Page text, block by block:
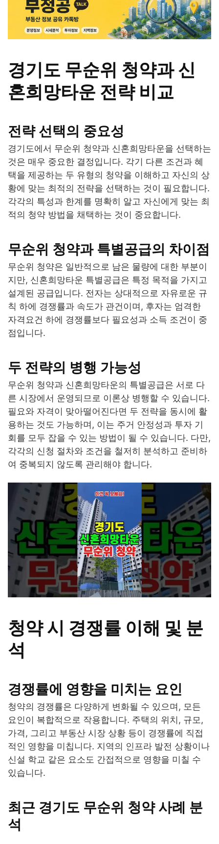
경기도 무순위 청약과 신
혼희망타운 전략 비교
전략 선택의 중요성
경기도에서 무순위 청약과 신혼희망타운을 선택하는
것은 매우 중요한 결정입니다. 각기 다른 조건과 혜
택을 제공하는 두 유형의 청약을 이해하고 자신의 상
황에 맞는 최적의 전략을 선택하는 것이 필요합니다.
각각의 특성과 한계를 명확히 알고 자신에게 맞는 최
적의 청약 방법을 채택하는 것이 중요합니다.
무순위 청약과 특별공급의 차이점
무순위 청약은 일반적으로 남은 물량에 대한 부분이
지만, 신혼희망타운 특별공급은 특정 목적을 가지고
설계된 공급입니다. 전자는 상대적으로 자유로운 규
칙 하에 경쟁률과 속도가 관건이며, 후자는 엄격한
자격요건 하에 경쟁률보다 필요성과 소득 조건이 중
점입니다.
두 전략의 병행 가능성
무순위 청약과 신혼희망타운의 특별공급은 서로 다
른 시장에서 운영되므로 이론상 병행할 수 있습니다.
필요와 자격이 맞아떨어진다면 두 전략을 동시에 활
용하는 것도 가능하며, 이는 주거 안정성과 투자 기
회를 모두 잡을 수 있는 방법이 될 수 있습니다. 다만,
각각의 신청 절차와 조건을 철저히 분석하고 준비하
여 중복되지 않도록 관리해야 합니다.
청약 시 경쟁률 이해 및 분
석
경쟁률에 영향을 미치는 요인
청약의 경쟁률은 다양하게 변화될 수 있으며, 모든
요인이 복합적으로 작용합니다. 주택의 위치, 규모,
가격, 그리고 부동산 시장 상황 등이 경쟁률에 직접
적인 영향을 미칩니다. 지역의 인프라 발전 상황이나
신설 학교 같은 요소도 간접적으로 영향을 미칠 수
있습니다.
최근 경기도 무순위 청약 사례 분
석